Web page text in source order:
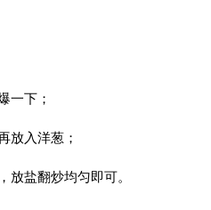
一下；
放入洋葱；
放盐翻炒均匀即可。